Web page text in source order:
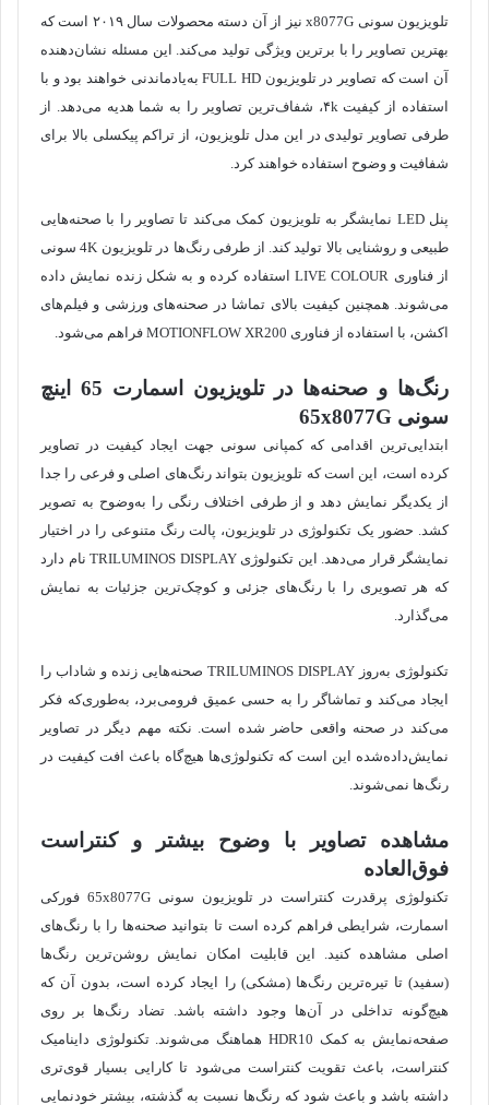
تلویزیون سونی x8077G نیز از آن دسته محصولات سال ۲۰۱۹ است که
بهترین تصاویر را با برترین ویژگی تولید می‌کند. این مسئله نشان‌دهنده
آن است که تصاویر در تلویزیون FULL HD به‌یادماندنی خواهند بود و با
استفاده از کیفیت ۴k، شفاف‌ترین تصاویر را به شما هدیه می‌دهد. از
طرفی تصاویر تولیدی در این مدل تلویزیون، از تراکم پیکسلی بالا برای
شفافیت و وضوح استفاده خواهند کرد.
پنل LED نمایشگر به تلویزیون کمک می‌کند تا تصاویر را با صحنه‌هایی
طبیعی و روشنایی بالا تولید کند. از طرفی رنگ‌ها در تلویزیون 4K سونی
از فناوری LIVE COLOUR استفاده کرده و به شکل زنده نمایش داده
می‌شوند. همچنین کیفیت بالای تماشا در صحنه‌های ورزشی و فیلم‌های
اکشن، با استفاده از فناوری MOTIONFLOW XR200 فراهم می‌شود.
رنگ‌ها و صحنه‌ها در
تلویزیون اسمارت 65 اینچ
سونی 65x8077G
ابتدایی‌ترین اقدامی که کمپانی سونی جهت ایجاد کیفیت در تصاویر
کرده است، این است که تلویزیون بتواند رنگ‌های اصلی و فرعی را جدا
از یکدیگر نمایش دهد و از طرفی اختلاف رنگی را به‌وضوح به تصویر
کشد. حضور یک تکنولوژی در تلویزیون، پالت رنگ متنوعی را در اختیار
نمایشگر قرار می‌دهد. این تکنولوژی TRILUMINOS DISPLAY نام دارد
که هر تصویری را با رنگ‌های جزئی و کوچک‌ترین جزئیات به نمایش
می‌گذارد.
تکنولوژی به‌روز TRILUMINOS DISPLAY صحنه‌هایی زنده و شاداب را
ایجاد می‌کند و تماشاگر را به حسی عمیق فرومی‌برد، به‌طوری‌که فکر
می‌کند در صحنه واقعی حاضر شده است. نکته مهم دیگر در تصاویر
نمایش‌داده‌شده این است که تکنولوژی‌ها هیچ‌گاه باعث افت کیفیت در
رنگ‌ها نمی‌شوند.
مشاهده تصاویر با وضوح بیشتر و کنتراست
فوق‌العاده
تکنولوژی پرقدرت کنتراست در تلویزیون سونی 65x8077G فورکی
اسمارت، شرایطی فراهم کرده است تا بتوانید صحنه‌ها را با رنگ‌های
اصلی مشاهده کنید. این قابلیت امکان نمایش روشن‌ترین رنگ‌ها
(سفید) تا تیره‌ترین رنگ‌ها (مشکی) را ایجاد کرده است، بدون آن که
هیچ‌گونه تداخلی در آن‌ها وجود داشته باشد. تضاد رنگ‌ها بر روی
صفحه‌نمایش به کمک HDR10 هماهنگ می‌شوند. تکنولوژی داینامیک
کنتراست، باعث تقویت کنتراست می‌شود تا کارایی بسیار قوی‌تری
داشته باشد و باعث شود که رنگ‌ها نسبت به گذشته، بیشتر خودنمایی